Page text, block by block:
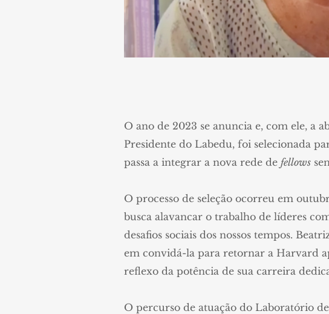
O ano de 2023 se anuncia e, com ele, a
Presidente do Labedu, foi selecionada
passa a integrar a nova rede de fellows
O processo de seleção ocorreu em
busca alavancar o trabalho de líderes
desafios sociais dos nossos tempos.
em convidá-la para retornar a Harvard
reflexo da potência de sua carreira
O percurso de atuação do Laboratório